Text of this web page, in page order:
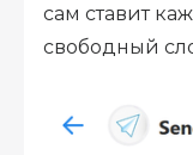
сам ставит
свободный